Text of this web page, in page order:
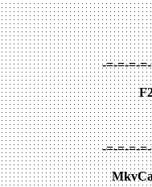
-=-=-=-
-=-=-=-